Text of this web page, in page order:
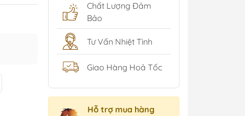
Chất Lượng Đảm
Bảo
Tư Vấn Nhiệt Tình
Giao Hàng Hoả Tốc
Hỗ trợ mua hàng